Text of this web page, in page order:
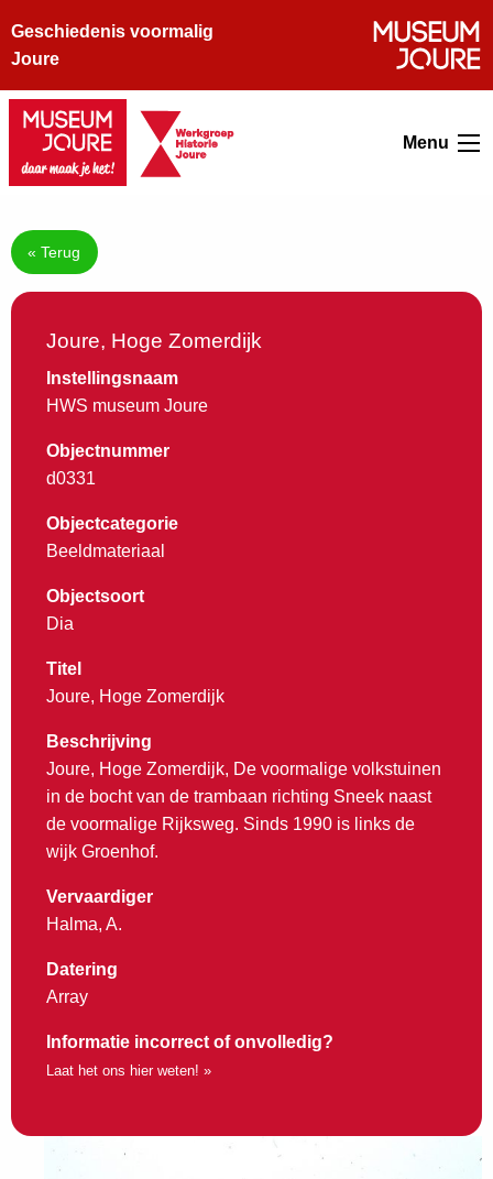
Geschiedenis voormalig
Joure
Menu
« Terug
Joure, Hoge Zomerdijk
Instellingsnaam
HWS museum Joure
Objectnummer
d0331
Objectcategorie
Beeldmateriaal
Objectsoort
Dia
Titel
Joure, Hoge Zomerdijk
Beschrijving
Joure, Hoge Zomerdijk, De voormalige volkstuinen
in de bocht van de trambaan richting Sneek naast
de voormalige Rijksweg. Sinds 1990 is links de
wijk Groenhof.
Vervaardiger
Halma, A.
Datering
Array
Informatie incorrect of onvolledig?
Laat het ons hier weten! »